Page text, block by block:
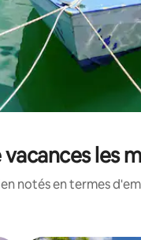
les
notés en termes